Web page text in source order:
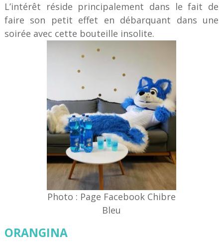
L’intérêt réside principalement dans le fait de
faire son petit effet en débarquant dans une
soirée avec cette bouteille insolite.
Photo : Page Facebook Chibre
Bleu
ORANGINA